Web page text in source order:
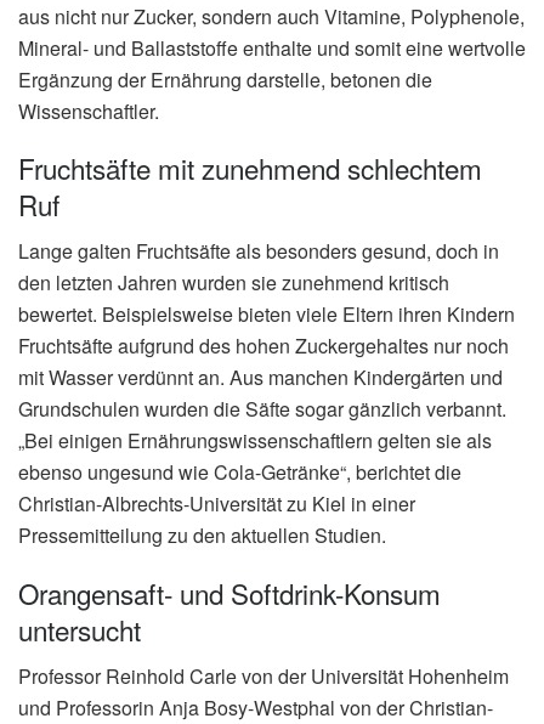
aus nicht nur Zucker, sondern auch Vitamine, Polyphenole,
Mineral- und Ballaststoffe enthalte und somit eine wertvolle
Ergänzung der Ernährung darstelle, betonen die
Wissenschaftler.
Fruchtsäfte mit zunehmend schlechtem
Ruf
Lange galten Fruchtsäfte als besonders gesund, doch in
den letzten Jahren wurden sie zunehmend kritisch
bewertet. Beispielsweise bieten viele Eltern ihren Kindern
Fruchtsäfte aufgrund des hohen Zuckergehaltes nur noch
mit Wasser verdünnt an. Aus manchen Kindergärten und
Grundschulen wurden die Säfte sogar gänzlich verbannt.
„Bei einigen Ernährungswissenschaftlern gelten sie als
ebenso ungesund wie Cola-Getränke“, berichtet die
Christian-Albrechts-Universität zu Kiel in einer
Pressemitteilung zu den aktuellen Studien.
Orangensaft- und Softdrink-Konsum
untersucht
Professor Reinhold Carle von der Universität Hohenheim
und Professorin Anja Bosy-Westphal von der Christian-